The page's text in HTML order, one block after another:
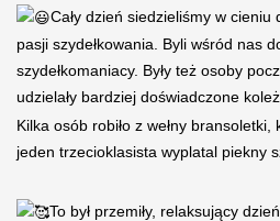
Cały dzień siedzieliśmy w
pasji szydełkowania. Byli wśród nas
szydełkomaniacy. Były też osoby
udzielały bardziej doświadczone
Kilka osób robiło z wełny
jeden trzecioklasista wyplatal piekny
To był przemiły, relaksujący